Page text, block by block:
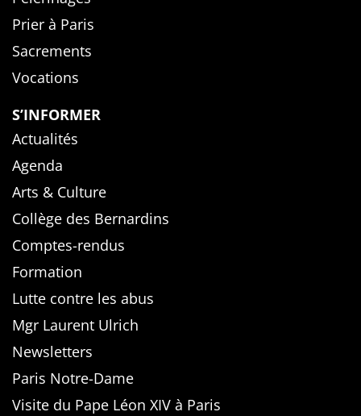
Prier à Paris
Sacrements
Vocations
S’INFORMER
Actualités
Agenda
Arts & Culture
Collège des Bernardins
Comptes-rendus
Formation
Lutte contre les abus
Mgr Laurent Ulrich
Newsletters
Paris Notre-Dame
Visite du Pape Léon XIV à Paris